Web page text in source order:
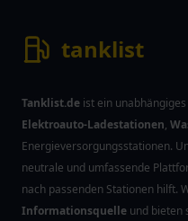
tanklist
Tanklist.de ist ein
Elektroauto-Ladestationen,
Energieversorgungsstationen.
neutrale und umfassende
nach passenden Stationen hilft.
Informationsquelle und bieten